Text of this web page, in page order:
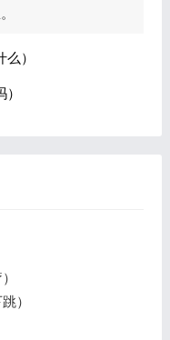
）
）